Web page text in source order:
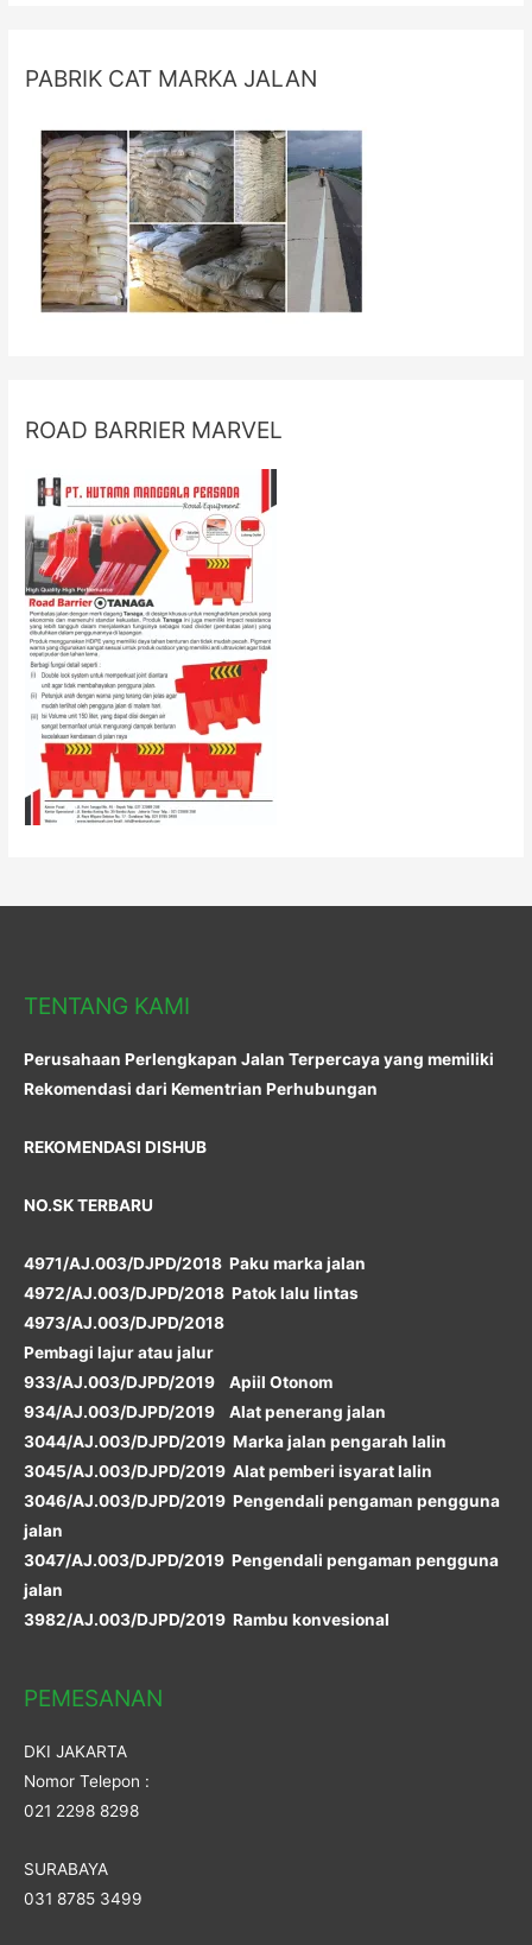
PABRIK CAT MARKA JALAN
ROAD BARRIER MARVEL
TENTANG KAMI
Perusahaan Perlengkapan Jalan Terpercaya yang memiliki
Rekomendasi dari Kementrian Perhubungan
REKOMENDASI DISHUB
NO.SK TERBARU
4971/AJ.003/DJPD/2018 Paku marka jalan
4972/AJ.003/DJPD/2018 Patok lalu lintas
4973/AJ.003/DJPD/2018
Pembagi lajur atau jalur
933/AJ.003/DJPD/2019 Apiil Otonom
934/AJ.003/DJPD/2019 Alat penerang jalan
3044/AJ.003/DJPD/2019 Marka jalan pengarah lalin
3045/AJ.003/DJPD/2019 Alat pemberi isyarat lalin
3046/AJ.003/DJPD/2019 Pengendali pengaman pengguna
jalan
3047/AJ.003/DJPD/2019 Pengendali pengaman pengguna
jalan
3982/AJ.003/DJPD/2019 Rambu konvesional
PEMESANAN
DKI JAKARTA
Nomor Telepon :
021 2298 8298
SURABAYA
031 8785 3499